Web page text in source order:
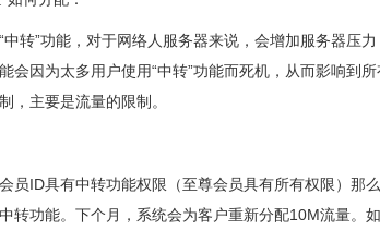
中转”功能，对于网络人服务器来说，会增加服务器压
会因为太多用户使用“中转”功能而死机，从而影响到
，主要是流量的限制。
员ID具有中转功能权限（至尊会员具有所有权限）那
转功能。下个月，系统会为客户重新分配10M流量。